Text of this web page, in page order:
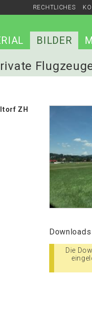
RECHTLICHES
BILDER
ZH
Downloads
Die